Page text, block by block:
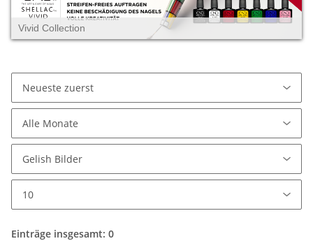
Vivid Collection
Einträge insgesamt: 0